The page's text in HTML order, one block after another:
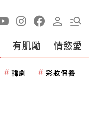
有肌勵 情慾愛
韓劇 彩妝保養